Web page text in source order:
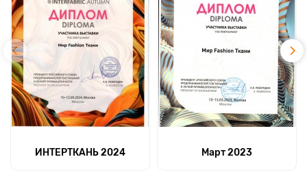
ИНТЕРТКАНЬ 2024 Март 2023